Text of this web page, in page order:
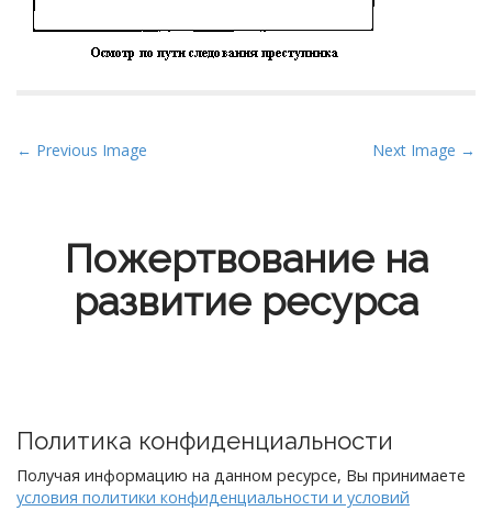
P
t
i
o
← Previous Image Next Image →
Пожертвование на
развитие ресурса
Политика конфиденциальности
Получая информацию на данном ресурсе, Вы принимаете
условия политики конфиденциальности и условий